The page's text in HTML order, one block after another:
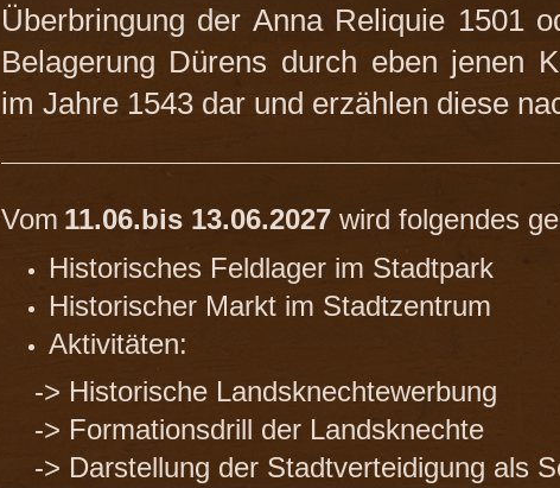
Überbringung der Anna Reliquie 1501
Belagerung Dürens durch eben jenen
im Jahre 1543 dar und erzählen diese
Vom 11.06.bis 13.06.2027wird folgendes
Historisches Feldlager im Stadtpark
Historischer Markt im Stadtzentrum
Aktivitäten:
-> Historische Landsknechtewerbung
-> Formationsdrill der Landsknechte
-> Darstellung der Stadtverteidigung als